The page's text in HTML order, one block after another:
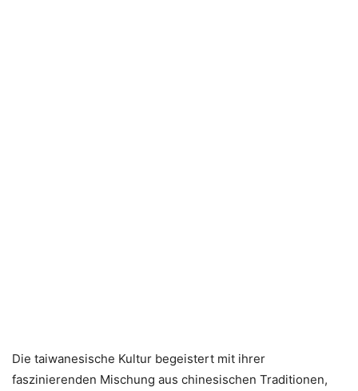
Die taiwanesische Kultur begeistert mit ihrer
faszinierenden Mischung aus chinesischen Traditionen,